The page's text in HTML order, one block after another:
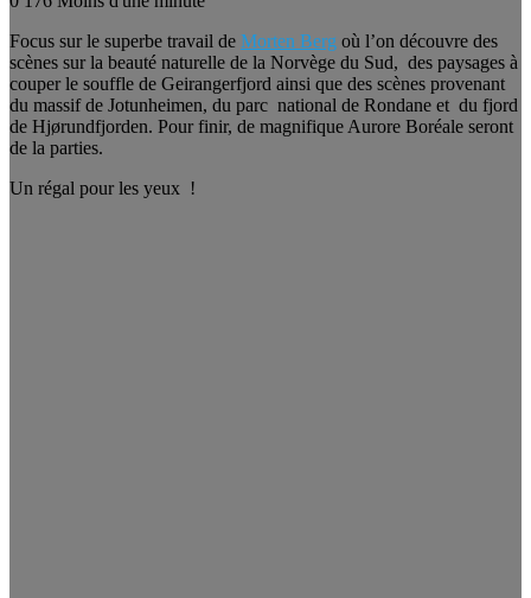
Focus sur le superbe travail de Morten Berg où l’on découvre des
scènes sur la beauté naturelle de la Norvège du Sud, des paysages à
couper le souffle de Geirangerfjord ainsi que des scènes provenant
du massif de Jotunheimen, du parc national de Rondane et du fjord
de Hjørundfjorden. Pour finir, de magnifique Aurore Boréale seront
de la parties.
Un régal pour les yeux !